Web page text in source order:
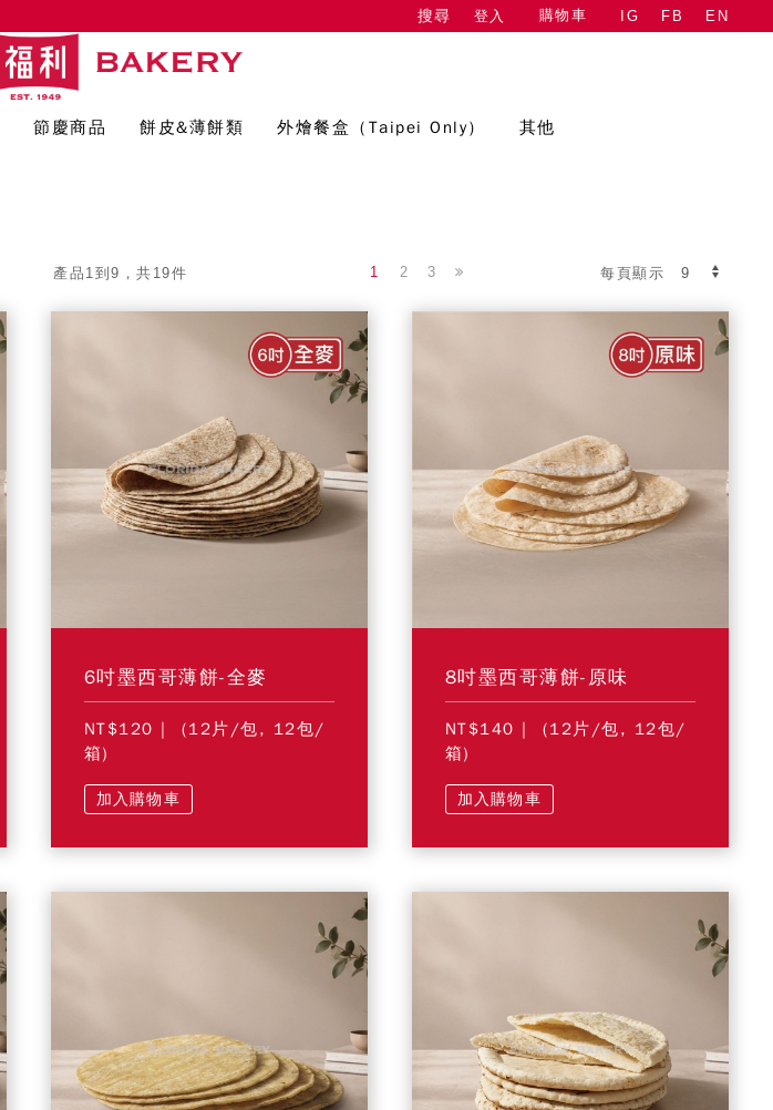
搜尋 登入 購物車 IG FB EN
節慶商品 餅皮&薄餅類 外燴餐盒（Taipei Only） 其他
產品1到9，共19件 每頁顯示
1 2 3
6吋墨西哥薄餅-全麥
NT$120 | (12片/包, 12包/
箱)
加入購物車
8吋墨西哥薄餅-原味
NT$140 | (12片/包, 12包/
箱)
加入購物車